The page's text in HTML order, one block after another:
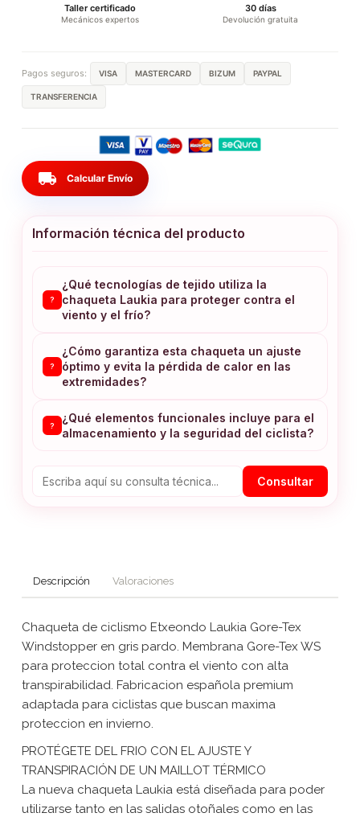
Taller certificado
Mecánicos expertos
30 días
Devolución gratuita
Pagos seguros: VISA MASTERCARD BIZUM PAYPAL
TRANSFERENCIA
local_shipping Calcular Envío
Información técnica del producto
?
¿Qué tecnologías de tejido utiliza la
chaqueta Laukia para proteger contra el
viento y el frío?
?
¿Cómo garantiza esta chaqueta un ajuste
óptimo y evita la pérdida de calor en las
extremidades?
?
¿Qué elementos funcionales incluye para el
almacenamiento y la seguridad del ciclista?
Consultar
Descripción Valoraciones
Chaqueta de ciclismo Etxeondo Laukia Gore-Tex
Windstopper en gris pardo. Membrana Gore-Tex WS
para proteccion total contra el viento con alta
transpirabilidad. Fabricacion española premium
adaptada para ciclistas que buscan maxima
proteccion en invierno.
PROTÉGETE DEL FRIO CON EL AJUSTE Y
TRANSPIRACIÓN DE UN MAILLOT TÉRMICO
La nueva chaqueta Laukia está diseñada para poder
utilizarse tanto en las salidas otoñales como en las